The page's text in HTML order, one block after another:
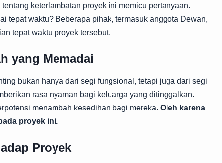
keterlambatan proyek ini memicu pertanyaan.
tepat waktu? Beberapa pihak, termasuk anggota Dewan,
tepat waktu proyek tersebut.
yang Memadai
bukan hanya dari segi fungsional, tetapi juga dari segi
rasa nyaman bagi keluarga yang ditinggalkan.
menambah kesedihan bagi mereka. Oleh karena
proyek ini.
Proyek